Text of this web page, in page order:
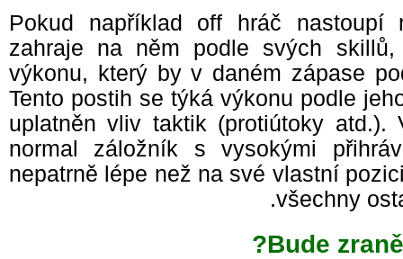
Pokud například off hráč
zahraje na něm podle svých
výkonu, který by v daném zápase
Tento postih se týká výkonu podle
uplatněn vliv taktik (protiútoky
normal záložník s vysokými
nepatrně lépe než na své vlastní
všechny
Bude